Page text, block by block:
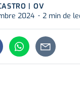
| OV
2024
2 min de